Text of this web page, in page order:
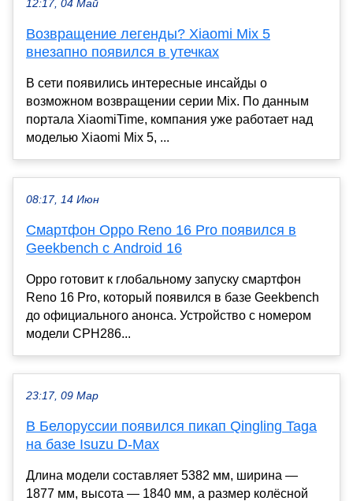
12:17, 04 Май
Возвращение легенды? Xiaomi Mix 5
внезапно появился в утечках
В сети появились интересные инсайды о
возможном возвращении серии Mix. По данным
портала XiaomiTime, компания уже работает над
моделью Xiaomi Mix 5, ...
08:17, 14 Июн
Смартфон Oppo Reno 16 Pro появился в
Geekbench с Android 16
Oppo готовит к глобальному запуску смартфон
Reno 16 Pro, который появился в базе Geekbench
до официального анонса. Устройство с номером
модели CPH286...
23:17, 09 Мар
В Белоруссии появился пикап Qingling Taga
на базе Isuzu D-Max
Длина модели составляет 5382 мм, ширина —
1877 мм, высота — 1840 мм, а размер колёсной